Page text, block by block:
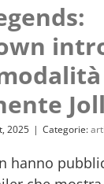
2025 | Categorie:
hanno